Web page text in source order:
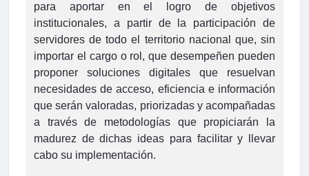
para aportar en el logro de objetivos
institucionales, a partir de la participación de
servidores de todo el territorio nacional que, sin
importar el cargo o rol, que desempeñen pueden
proponer soluciones digitales que resuelvan
necesidades de acceso, eficiencia e información
que serán valoradas, priorizadas y acompañadas
a través de metodologías que propiciarán la
madurez de dichas ideas para facilitar y llevar
cabo su implementación.